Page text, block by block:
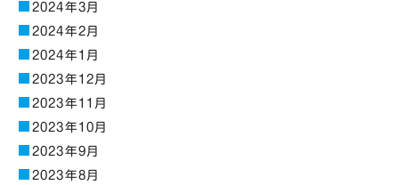
2024年3月
2024年2月
2024年1月
2023年12月
2023年11月
2023年10月
2023年9月
2023年8月